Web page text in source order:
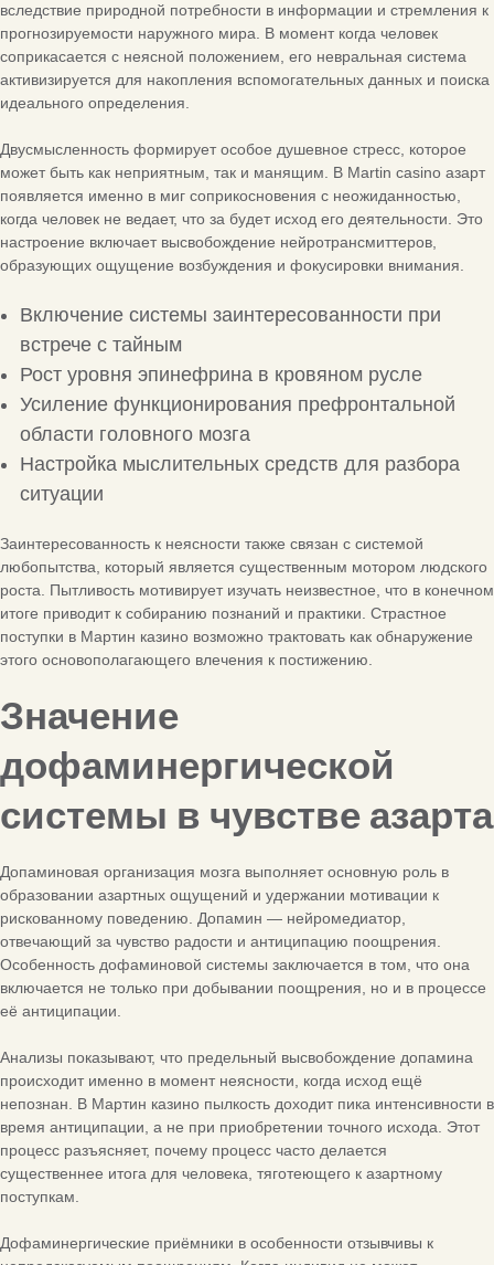
вследствие природной потребности в информации и стремления к
прогнозируемости наружного мира. В момент когда человек
соприкасается с неясной положением, его невральная система
активизируется для накопления вспомогательных данных и поиска
идеального определения.
Двусмысленность формирует особое душевное стресс, которое
может быть как неприятным, так и манящим. В Martin casino азарт
появляется именно в миг соприкосновения с неожиданностью,
когда человек не ведает, что за будет исход его деятельности. Это
настроение включает высвобождение нейротрансмиттеров,
образующих ощущение возбуждения и фокусировки внимания.
Включение системы заинтересованности при
встрече с тайным
Рост уровня эпинефрина в кровяном русле
Усиление функционирования префронтальной
области головного мозга
Настройка мыслительных средств для разбора
ситуации
Заинтересованность к неясности также связан с системой
любопытства, который является существенным мотором людского
роста. Пытливость мотивирует изучать неизвестное, что в конечном
итоге приводит к собиранию познаний и практики. Страстное
поступки в Мартин казино возможно трактовать как обнаружение
этого основополагающего влечения к постижению.
Значение
дофаминергической
системы в чувстве азарта
Допаминовая организация мозга выполняет основную роль в
образовании азартных ощущений и удержании мотивации к
рискованному поведению. Допамин — нейромедиатор,
отвечающий за чувство радости и антиципацию поощрения.
Особенность дофаминовой системы заключается в том, что она
включается не только при добывании поощрения, но и в процессе
её антиципации.
Анализы показывают, что предельный высвобождение допамина
происходит именно в момент неясности, когда исход ещё
непознан. В Мартин казино пылкость доходит пика интенсивности в
время антиципации, а не при приобретении точного исхода. Этот
процесс разъясняет, почему процесс часто делается
существеннее итога для человека, тяготеющего к азартному
поступкам.
Дофаминергические приёмники в особенности отзывчивы к